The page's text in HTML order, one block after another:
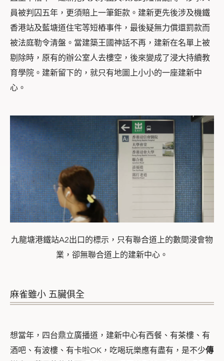
員被判囚五年，更須賠上一筆鉅款。建新更先後涉及機鐵
香港站及藍塘道住宅等短樁事件，最後疑無力償還罰款而
被法庭勒令清盤。當建築王國神話不再，建新在名單上被
剔除時，原有的辦公室人去樓空，後來變成了浸大持續教
育學院。建新留下的，就只有地圖上小小的一座建新中
心。
九龍塘港鐵站A2出口的標示，只有聯合道上的數間浸會物
業，卻無聯合道上的建新中心。
麻雀雖小 五臟俱全
想當年，四台鼎立廣播道，建新中心有西餐、有茶樓、有
酒吧、有波樓、有卡啦OK，吃喝玩樂應有盡有，是不少傳